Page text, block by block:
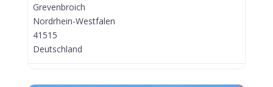
Grevenbroich
Nordrhein-Westfalen
41515
Deutschland